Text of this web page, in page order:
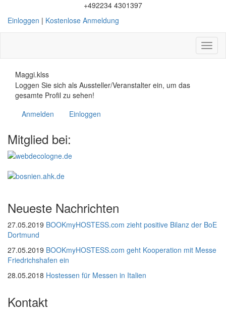
+492234 4301397
Einloggen | Kostenlose Anmeldung
Maggi.klss
Loggen Sie sich als Aussteller/Veranstalter ein, um das
gesamte Profil zu sehen!
Anmelden
Einloggen
Mitglied bei:
Neueste Nachrichten
27.05.2019 BOOKmyHOSTESS.com zieht positive Bilanz der BoE
Dortmund
27.05.2019 BOOKmyHOSTESS.com geht Kooperation mit Messe
Friedrichshafen ein
28.05.2018 Hostessen für Messen in Italien
Kontakt